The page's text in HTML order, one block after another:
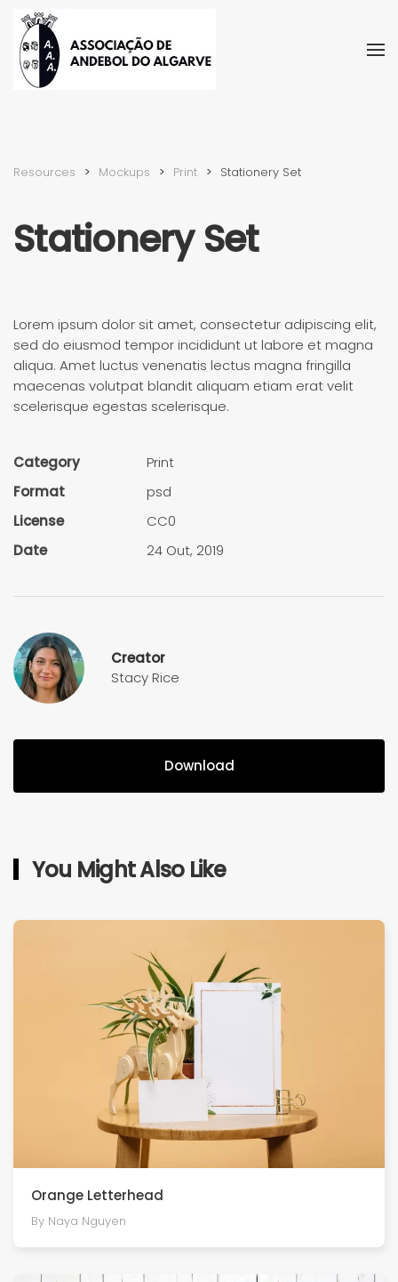
Skip to main content
Resources Mockups Print Stationery Set
Stationery Set
Lorem ipsum dolor sit amet, consectetur adipiscing elit,
sed do eiusmod tempor incididunt ut labore et magna
aliqua. Amet luctus venenatis lectus magna fringilla
maecenas volutpat blandit aliquam etiam erat velit
scelerisque egestas scelerisque.
Category
Print
Format
psd
License
CC0
Date
24 Out, 2019
Creator
Stacy Rice
Download
You Might Also Like
Orange Letterhead
By Naya Nguyen